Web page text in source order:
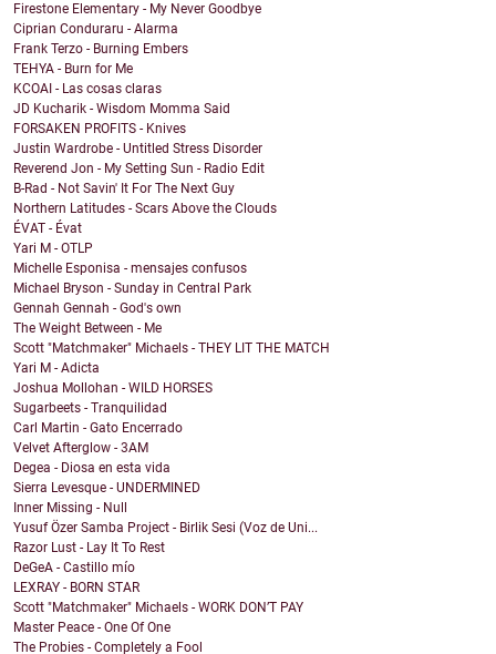
Firestone Elementary - My Never Goodbye
Ciprian Conduraru - Alarma
Frank Terzo - Burning Embers
TEHYA - Burn for Me
KCOAI - Las cosas claras
JD Kucharik - Wisdom Momma Said
FORSAKEN PROFITS - Knives
Justin Wardrobe - Untitled Stress Disorder
Reverend Jon - My Setting Sun - Radio Edit
B-Rad - Not Savin' It For The Next Guy
Northern Latitudes - Scars Above the Clouds
ÉVAT - Évat
Yari M - OTLP
Michelle Esponisa - mensajes confusos
Michael Bryson - Sunday in Central Park
Gennah Gennah - God's own
The Weight Between - Me
Scott "Matchmaker" Michaels - THEY LIT THE MATCH
Yari M - Adicta
Joshua Mollohan - WILD HORSES
Sugarbeets - Tranquilidad
Carl Martin - Gato Encerrado
Velvet Afterglow - 3AM
Degea - Diosa en esta vida
Sierra Levesque - UNDERMINED
Inner Missing - Null
Yusuf Özer Samba Project - Birlik Sesi (Voz de Uni...
Razor Lust - Lay It To Rest
DeGeA - Castillo mío
LEXRAY - BORN STAR
Scott "Matchmaker" Michaels - WORK DON’T PAY
Master Peace - One Of One
The Probies - Completely a Fool